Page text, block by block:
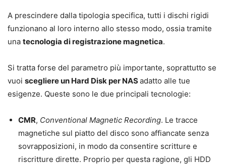
A prescindere dalla tipologia specifica, tutti i dischi rigidi
funzionano al loro interno allo stesso modo, ossia tramite
una tecnologia di registrazione magnetica.
Si tratta forse del parametro più importante, soprattutto se
vuoi scegliere un Hard Disk per NASadatto alle tue
esigenze. Queste sono le due principali tecnologie:
CMR, Conventional Magnetic Recording. Le tracce
magnetiche sul piatto del disco sono affiancate senza
sovrapposizioni, in modo da consentire scritture e
riscritture dirette. Proprio per questa ragione, gli HDD